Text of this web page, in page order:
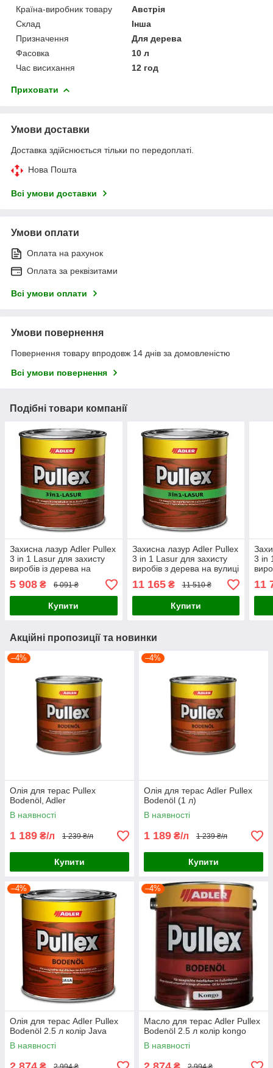
Країна-виробник товару
Австрія
Склад
Інша
Призначення
Для дерева
Фасовка
10 л
Час висихання
12 год
Приховати
Умови доставки
Доставка здійснюється тільки по передоплаті.
Нова Пошта
Всі умови доставки
Умови оплати
Оплата на рахунок
Оплата за реквізитами
Всі умови оплати
Умови повернення
Повернення товару впродовж 14 днів за домовленістю
Всі умови повернення
Подібні товари компанії
Захисна лазур Adler Pullex
3 in 1 Lasur для захисту
виробів із дерева на
вулиці 5 л колір Eiche
5 908 ₴ 6 091 ₴
Купити
Захисна лазур Adler Pullex
3 in 1 Lasur для захисту
виробів з дерева на вулиці
9,5 л колір Sipo
11 165₴ 11 510 ₴
Купити
3 in
9,5
11
Акційні пропозиції та новинки
–4%
Олія для терас Pullex
Bodenöl, Adler
В наявності
1 189 ₴/л 1 239 ₴/л
Купити
–4%
Олія для терас Adler Pullex
Bodenöl (1 л)
В наявності
1 189 ₴/л 1 239 ₴/л
Купити
–4%
Олія для терас Adler Pullex
Bodenöl 2.5 л колір Java
В наявності
–4%
Масло для терас Adler Pullex
Bodenöl 2.5 л колір kongo
В наявності